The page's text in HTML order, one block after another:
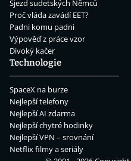
Sjezd sudetských Němců
Proč vláda zavádí EET?
Padni komu padni
Výpověď z práce vzor
Divoký kačer
Technologie
SpaceX na burze
Nejlepší telefony
Nejlepší AI zdarma
Nejlepší chytré hodinky
Nejlepší VPN – srovnání
Netflix filmy a seriály